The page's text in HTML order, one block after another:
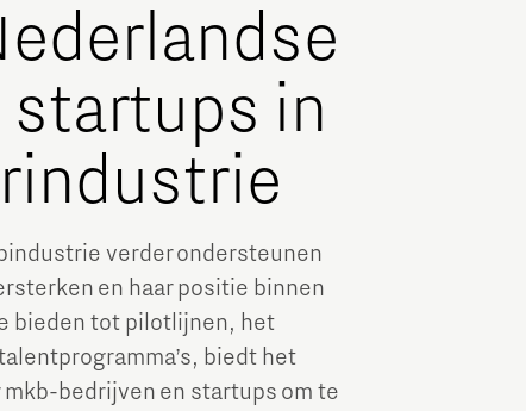
in
verder ondersteunen
en haar positie binnen
bieden tot pilotlijnen, het
biedt het
bedrijven en startups om te